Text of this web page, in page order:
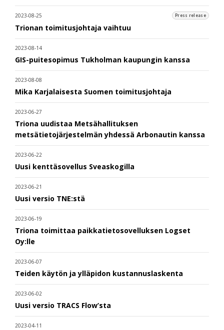
2023-08-25 Press release
Trionan toimitusjohtaja vaihtuu
2023-08-14
GIS-puitesopimus Tukholman kaupungin kanssa
2023-08-08
Mika Karjalaisesta Suomen toimitusjohtaja
2023-06-27
Triona uudistaa Metsähallituksen
metsätietojärjestelmän yhdessä Arbonautin kanssa
2023-06-22
Uusi kenttäsovellus Sveaskogilla
2023-06-21
Uusi versio TNE:stä
2023-06-19
Triona toimittaa paikkatietosovelluksen Logset
Oy:lle
2023-06-07
Teiden käytön ja ylläpidon kustannuslaskenta
2023-06-02
Uusi versio TRACS Flow’sta
2023-04-11